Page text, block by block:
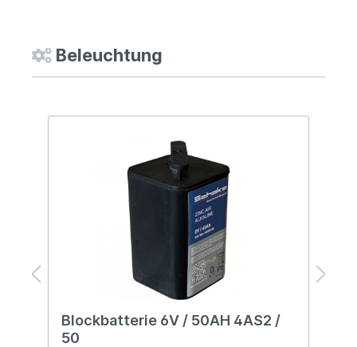
Beleuchtung
Blockbatterie 6V / 50AH 4AS2 /
50